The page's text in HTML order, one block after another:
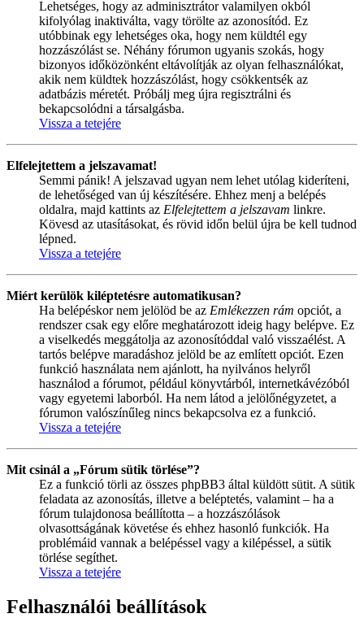
Lehetséges, hogy az adminisztrátor valamilyen okból
kifolyólag inaktiválta, vagy törölte az azonosítód. Ez
utóbbinak egy lehetséges oka, hogy nem küldtél egy
hozzászólást se. Néhány fórumon ugyanis szokás, hogy
bizonyos időközönként eltávolítják az olyan felhasználókat,
akik nem küldtek hozzászólást, hogy csökkentsék az
adatbázis méretét. Próbálj meg újra regisztrálni és
bekapcsolódni a társalgásba.
Vissza a tetejére
Elfelejtettem a jelszavamat!
Semmi pánik! A jelszavad ugyan nem lehet utólag kideríteni,
de lehetőséged van új készítésére. Ehhez menj a belépés
oldalra, majd kattints az Elfelejtettem a jelszavam linkre.
Kövesd az utasításokat, és rövid időn belül újra be kell tudnod
lépned.
Vissza a tetejére
Miért kerülök kiléptetésre automatikusan?
Ha belépéskor nem jelölöd be az Emlékezzen rám opciót, a
rendszer csak egy előre meghatározott ideig hagy belépve. Ez
a viselkedés meggátolja az azonosítóddal való visszaélést. A
tartós belépve maradáshoz jelöld be az említett opciót. Ezen
funkció használata nem ajánlott, ha nyilvános helyről
használod a fórumot, például könyvtárból, internetkávézóból
vagy egyetemi laborból. Ha nem látod a jelölőnégyzetet, a
fórumon valószínűleg nincs bekapcsolva ez a funkció.
Vissza a tetejére
Mit csinál a „Fórum sütik törlése”?
Ez a funkció törli az összes phpBB3 által küldött sütit. A sütik
feladata az azonosítás, illetve a beléptetés, valamint – ha a
fórum tulajdonosa beállította – a hozzászólások
olvasottságának követése és ehhez hasonló funkciók. Ha
problémáid vannak a belépéssel vagy a kilépéssel, a sütik
törlése segíthet.
Vissza a tetejére
Felhasználói beállítások